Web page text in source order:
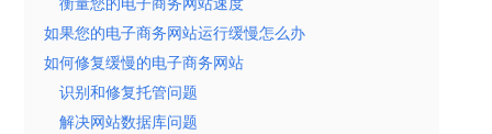
如果您的电子商务网站运行缓慢怎么办
如何修复缓慢的电子商务网站
识别和修复托管问题
解决网站数据库问题